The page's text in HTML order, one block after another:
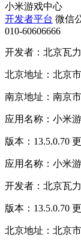
小米游戏中心
开发者平台 微信
010-60606666
开发者：北京瓦
北京地址：北京
南京地址：南京
应用名称：小米
版本：13.5.0.70
应用名称：小米
开发者：北京瓦
版本：13.5.0.70
北京地址：北京